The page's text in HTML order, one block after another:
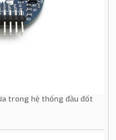
trong hệ thống đầu đốt